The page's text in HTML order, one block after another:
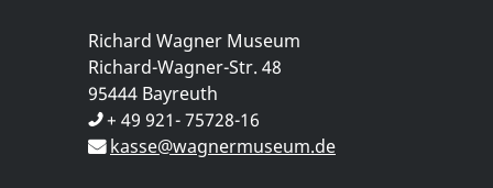
Richard Wagner Museum
Richard-Wagner-Str. 48
95444 Bayreuth
+ 49 921- 75728-16
kasse@wagnermuseum.de